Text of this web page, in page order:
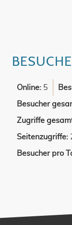
Online: 5
Besucher
Zugriffe
Seitenzugriffe:
Besucher pro